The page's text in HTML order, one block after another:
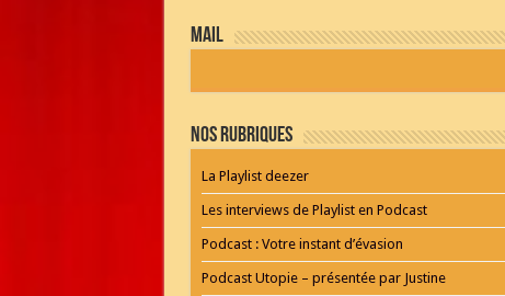
by
WordPress
SERVICE
ONLINE
AGENTUR
MAINZ
Playlist
mail
Nos Rubriques
La Playlist deezer
Les interviews de Playlist en Podcast
Podcast : Votre instant d’évasion
Podcast Utopie – présentée par Justine